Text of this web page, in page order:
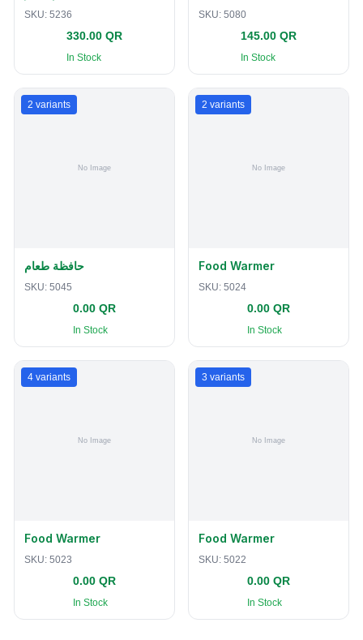
SKU: 5236
330.00 QR
In Stock
SKU: 5080
145.00 QR
In Stock
2 variants
حافظة طعام
SKU: 5045
0.00 QR
In Stock
2 variants
Food Warmer
SKU: 5024
0.00 QR
In Stock
4 variants
Food Warmer
SKU: 5023
0.00 QR
In Stock
3 variants
Food Warmer
SKU: 5022
0.00 QR
In Stock